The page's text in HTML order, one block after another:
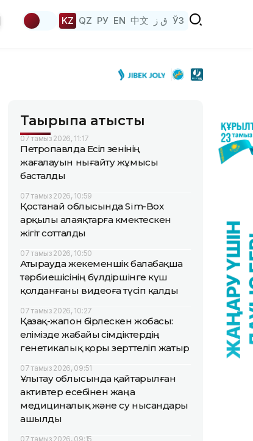
KZ QZ РУ EN 中文 ق ز ЎЗ
Тақырыпқа қатысты
07 тамыз 2026, 11:17
Петропавлда Есіл өзенінің
жағалауын нығайту жұмысы
басталды
07 тамыз 2026, 10:59
Қостанай облысында Sim-Box
арқылы алаяқтарға көмектескен
жігіт сотталды
07 тамыз 2026, 10:50
Атырауда жекеменшік балабақша
тәрбиешісінің бүлдіршінге күш
қолданғаны видеоға түсіп қалды
07 тамыз 2026, 10:27
Қазақ-жапон бірлескен жобасы:
елімізде жабайы өсімдіктердің
генетикалық қоры зерттеліп жатыр
07 тамыз 2026, 09:51
Ұлытау облысында қайтарылған
активтер есебінен жаңа
медициналық және су нысандары
ашылды
07 тамыз 2026, 09:15